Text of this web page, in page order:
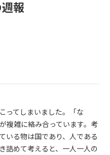
報
ってしまいました。「な
複雑に絡み合っています。考
いる物は国であり、人である
詰めて考えると、一人一人の